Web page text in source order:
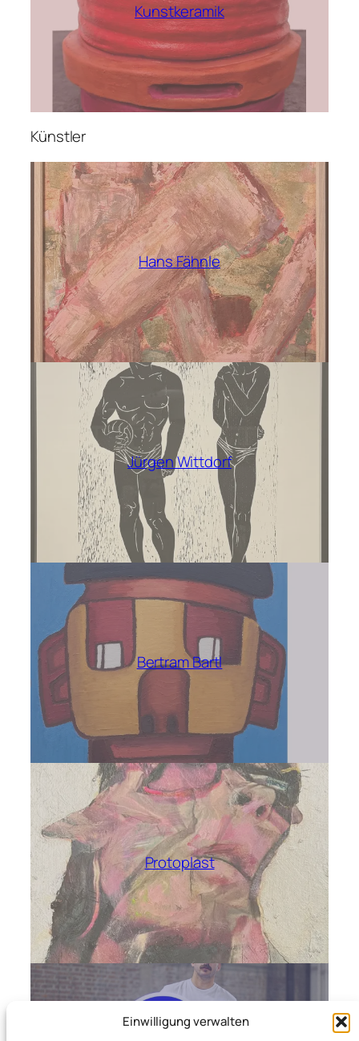
Einwilligung verwalten
Kunstkeramik
Künstler
Hans Fähnle
Jürgen Wittdorf
Bertram Bartl
Protoplast